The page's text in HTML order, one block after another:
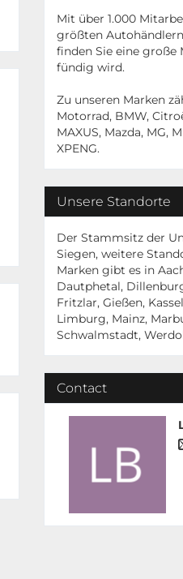
Mit über 1.000
größten
finden Sie eine große
fündig wird.
Zu unseren Marken
Motorrad, BMW,
MAXUS, Mazda, MG,
XPENG.
Unsere Standorte
Der Stammsitz der
Siegen, weitere
Marken gibt es in
Dautphetal,
Fritzlar, Gießen,
Limburg, Mainz,
Schwalmstadt,
Contact